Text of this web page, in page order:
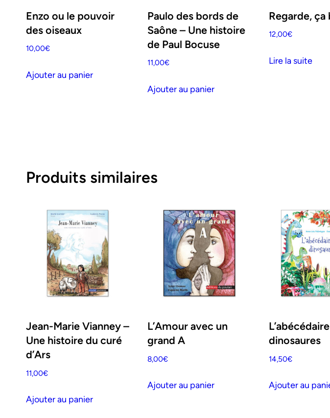
Enzo ou le pouvoir
des oiseaux
10,00€
Ajouter au panier
Paulo des bords de
Saône – Une histoire
de Paul Bocuse
11,00€
Ajouter au panier
Regarde, ça
12,00€
Lire la suite
Produits similaires
Jean-Marie Vianney –
Une histoire du curé
d’Ars
11,00€
Ajouter au panier
L’Amour avec un
grand A
8,00€
Ajouter au panier
dinosaures
14,50€
Ajouter au